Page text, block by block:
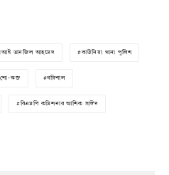
তানজিল আহমেদ কাউনিয়া থানা পুলিশ
শো-কজ বরিশাল
বিএমপি কমিশনার আশিক সাঈদ